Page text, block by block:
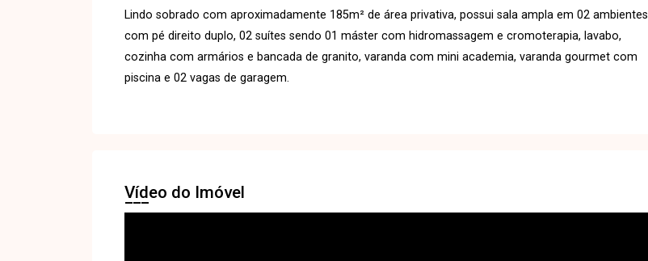
Lindo sobrado com aproximadamente 185m² de área privativa, possui sala ampla em 02 ambientes
com pé direito duplo, 02 suítes sendo 01 máster com hidromassagem e cromoterapia, lavabo,
cozinha com armários e bancada de granito, varanda com mini academia, varanda gourmet com
piscina e 02 vagas de garagem.
Vídeo do Imóvel